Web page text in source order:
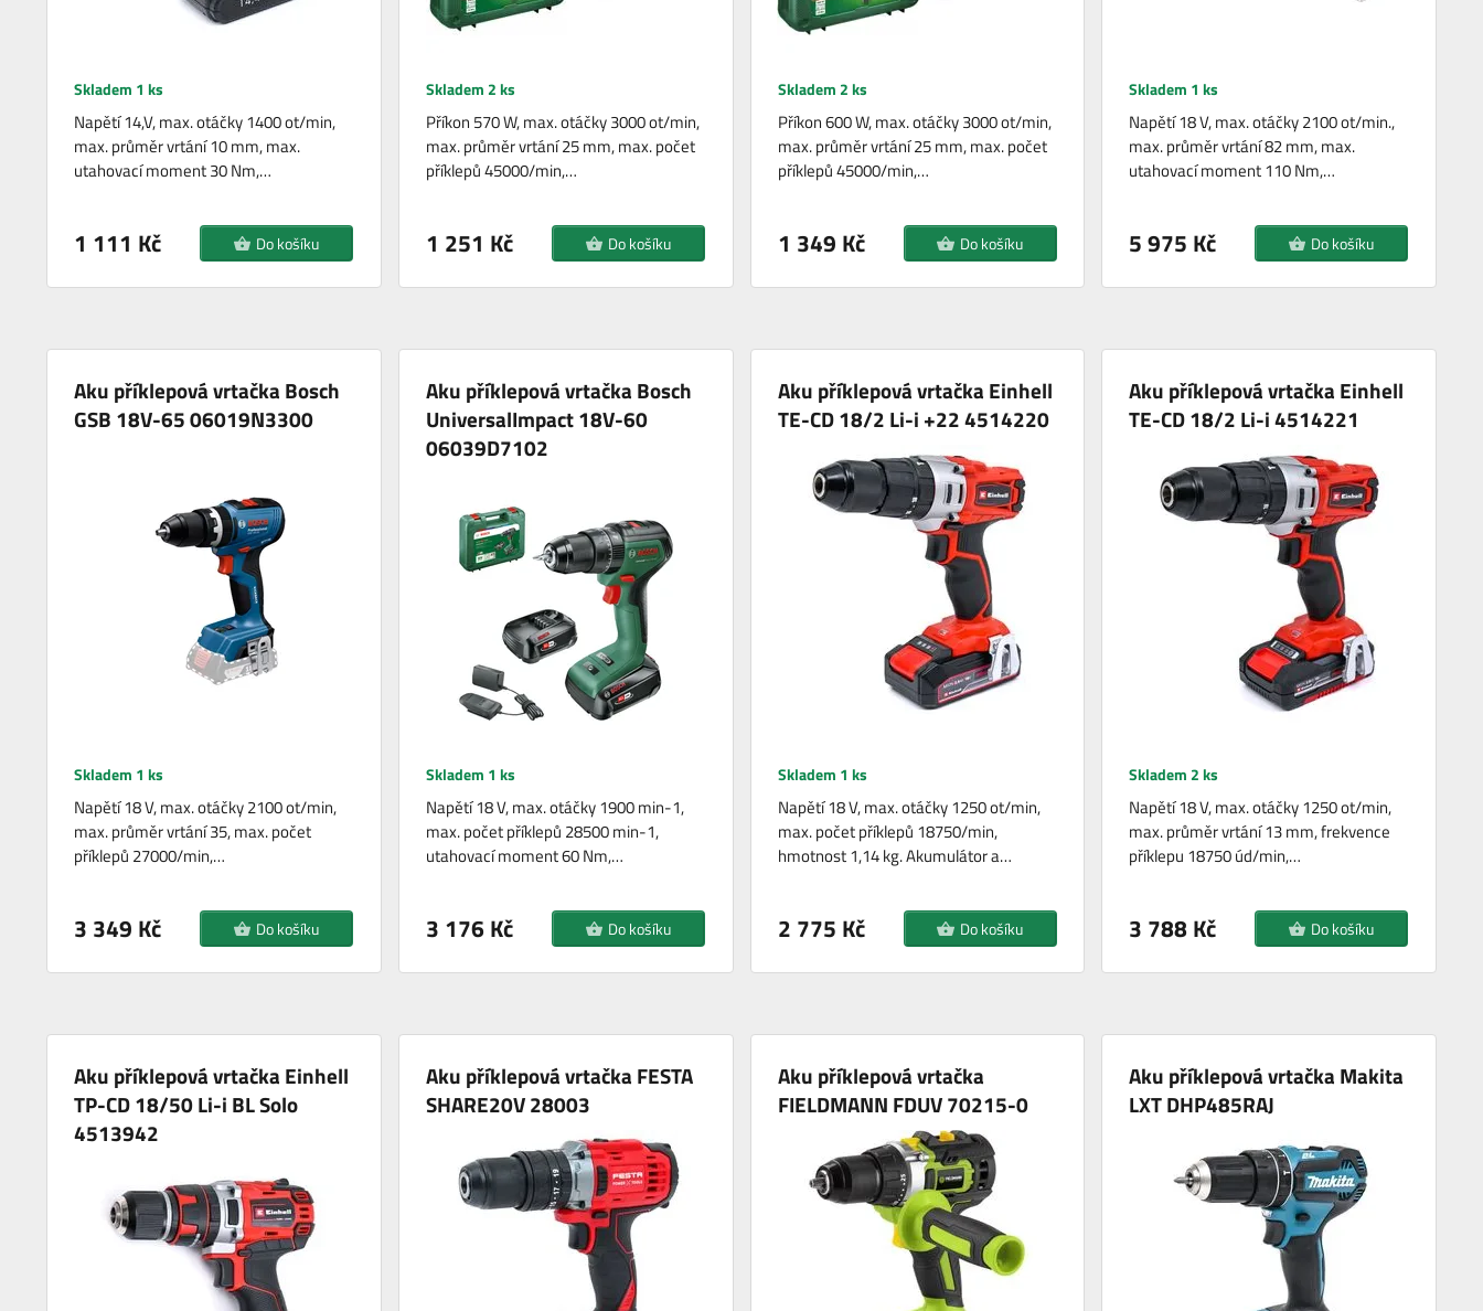
Skladem 1 ks
Napětí 14,V, max. otáčky 1400 ot/min,
max. průměr vrtání 10 mm, max.
utahovací moment 30 Nm,…
1 111 Kč Do košíku
Skladem 2 ks
Příkon 570 W, max. otáčky 3000 ot/min,
max. průměr vrtání 25 mm, max. počet
příklepů 45000/min,…
1 251 Kč Do košíku
Skladem 2 ks
Příkon 600 W, max. otáčky 3000 ot/min,
max. průměr vrtání 25 mm, max. počet
příklepů 45000/min,…
1 349 Kč Do košíku
Skladem 1 ks
Napětí 18 V, max. otáčky 2100 ot/min.,
max. průměr vrtání 82 mm, max.
utahovací moment 110 Nm,…
5 975 Kč Do košíku
Aku příklepová vrtačka Bosch
GSB 18V-65 06019N3300
Skladem 1 ks
Napětí 18 V, max. otáčky 2100 ot/min,
max. průměr vrtání 35, max. počet
příklepů 27000/min,…
3 349 Kč Do košíku
Aku příklepová vrtačka Bosch
UniversalImpact 18V-60
06039D7102
Skladem 1 ks
Napětí 18 V, max. otáčky 1900 min-1,
max. počet příklepů 28500 min-1,
utahovací moment 60 Nm,…
3 176 Kč Do košíku
Aku příklepová vrtačka Einhell
TE-CD 18/2 Li-i +22 4514220
Skladem 1 ks
Napětí 18 V, max. otáčky 1250 ot/min,
max. počet příklepů 18750/min,
hmotnost 1,14 kg. Akumulátor a…
2 775 Kč Do košíku
Aku příklepová vrtačka Einhell
TE-CD 18/2 Li-i 4514221
Skladem 2 ks
Napětí 18 V, max. otáčky 1250 ot/min,
max. průměr vrtání 13 mm, frekvence
příklepu 18750 úd/min,…
3 788 Kč Do košíku
Aku příklepová vrtačka Einhell
TP-CD 18/50 Li-i BL Solo
4513942
Aku příklepová vrtačka FESTA
SHARE20V 28003
Aku příklepová vrtačka
FIELDMANN FDUV 70215-0
Aku příklepová vrtačka Makita
LXT DHP485RAJ